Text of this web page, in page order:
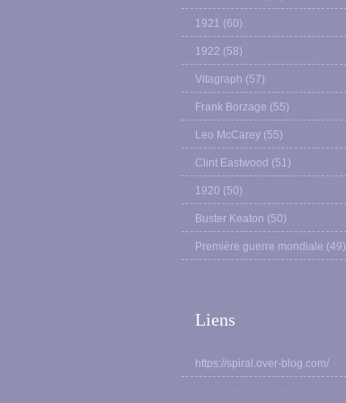
1921 (60)
1922 (58)
Vitagraph (57)
Frank Borzage (55)
Leo McCarey (55)
Clint Eastwood (51)
1920 (50)
Buster Keaton (50)
Première guerre mondiale (49)
Liens
https://spiral.over-blog.com/